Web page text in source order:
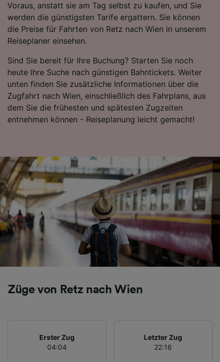
Voraus, anstatt sie am Tag selbst zu kaufen, und Sie
werden die günstigsten Tarife ergattern. Sie können
die Preise für Fahrten von Retz nach Wien in unserem
Reiseplaner einsehen.
Sind Sie bereit für Ihre Buchung? Starten Sie noch
heute Ihre Suche nach günstigen Bahntickets. Weiter
unten finden Sie zusätzliche Informationen über die
Zugfahrt nach Wien, einschließlich des Fahrplans, aus
dem Sie die frühesten und spätesten Zugzeiten
entnehmen können - Reiseplanung leicht gemacht!
Züge von Retz nach Wien
Erster Zug
04:04
Letzter Zug
22:16
verwendet, wenn Sie uns gebeten haben, Ihr
Surfverhalten nicht zu verfolgen.
Wir und unsere Partner verarbeiten Daten, um
Verwendung genauer Standortdaten.
Endgeräteeigenschaften zur Identifikation
aktiv abfragen. Speichern von oder Zugriff auf
Informationen auf einem Endgerät.
Personalisierte Werbung und Inhalte, Messung
von Werbeleistung und der Performance von
Inhalten, Zielgruppenforschung sowie
Liste der Partner (Lieferanten)